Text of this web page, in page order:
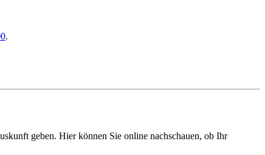
.
geben. Hier können Sie online nachschauen, ob Ihr